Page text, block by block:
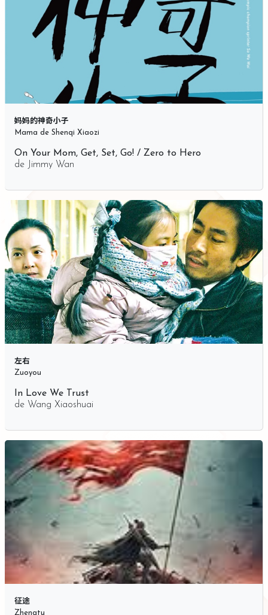
妈妈的神奇小子
Mama de Shenqi Xiaozi
On Your Mom, Get, Set, Go! / Zero to Hero
de
Jimmy Wan
左右
Zuoyou
In Love We Trust
de Wang Xiaoshuai
征途
Zhengtu